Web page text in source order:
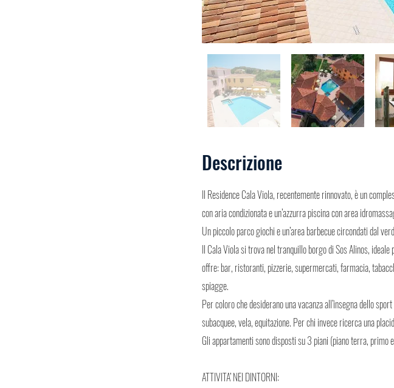
Descrizione
Il Residence Cala Viola, recentemente rinnovato, è un
con aria condizionata e un’azzurra piscina con area
Un piccolo parco giochi e un’area barbecue circondati dal
Il Cala Viola si trova nel tranquillo borgo di Sos Alinos,
offre: bar, ristoranti, pizzerie, supermercati, farmacia,
spiagge.
Per coloro che desiderano una vacanza all’insegna dello
subacquee, vela, equitazione. Per chi invece ricerca una
Gli appartamenti sono disposti su 3 piani (piano terra, primo
ATTIVITA’ NEI DINTORNI: